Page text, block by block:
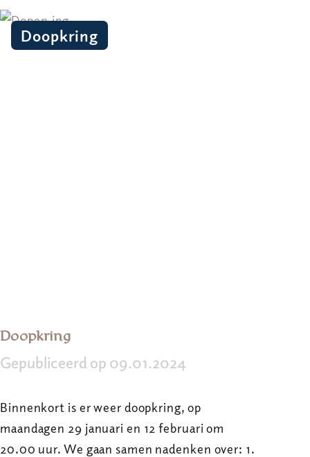
Doopkring
Doopkring
Gepubliceerd op 09.01.2024
Binnenkort is er weer doopkring, op
maandagen 29 januari en 12 februari om
20.00 uur. We gaan samen nadenken over: 1.